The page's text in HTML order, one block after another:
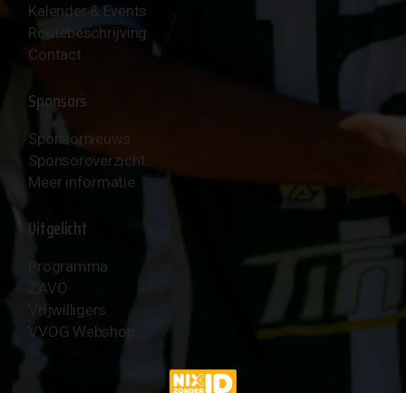
Kalender & Events
Routebeschrijving
Contact
Sponsors
Sponsornieuws
Sponsoroverzicht
Meer informatie
Uitgelicht
Programma
ZAVO
Vrijwilligers
VVOG Webshop